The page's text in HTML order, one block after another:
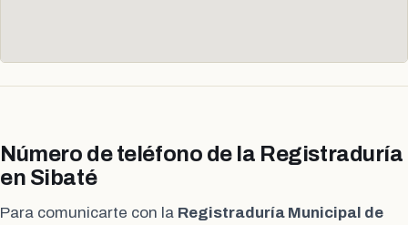
Número de teléfono de la Registraduría
en Sibaté
Para comunicarte con la Registraduría Municipal de